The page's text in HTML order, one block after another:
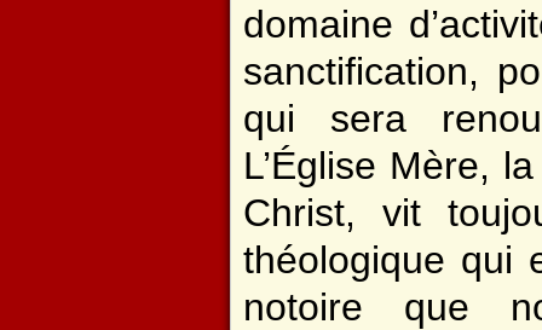
domaine
sanctification,
qui sera
L’Église Mère,
Christ, vit
théologique qui
notoire que